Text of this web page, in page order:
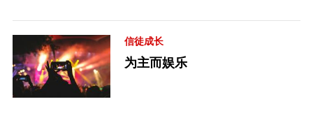
信徒成长
为主而娱乐